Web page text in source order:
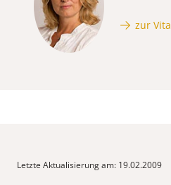
zur Vita
Letzte Aktualisierung am: 19.02.2009